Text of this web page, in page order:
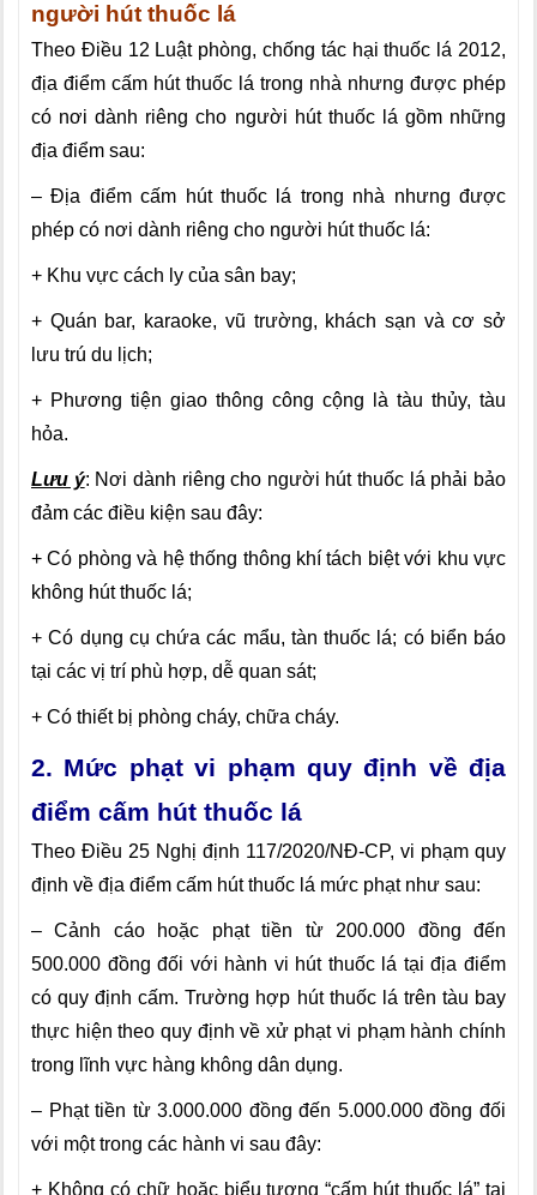
người hút thuốc lá
Theo Điều 12 Luật phòng, chống tác hại thuốc lá 2012,
địa điểm cấm hút thuốc lá trong nhà nhưng được phép
có nơi dành riêng cho người hút thuốc lá gồm những
địa điểm sau:
– Địa điểm cấm hút thuốc lá trong nhà nhưng được
phép có nơi dành riêng cho người hút thuốc lá:
+ Khu vực cách ly của sân bay;
+ Quán bar, karaoke, vũ trường, khách sạn và cơ sở
lưu trú du lịch;
+ Phương tiện giao thông công cộng là tàu thủy, tàu
hỏa.
Lưu ý: Nơi dành riêng cho người hút thuốc lá phải bảo
đảm các điều kiện sau đây:
+ Có phòng và hệ thống thông khí tách biệt với khu vực
không hút thuốc lá;
+ Có dụng cụ chứa các mẩu, tàn thuốc lá; có biển báo
tại các vị trí phù hợp, dễ quan sát;
+ Có thiết bị phòng cháy, chữa cháy.
2. Mức phạt vi phạm quy định về địa
điểm cấm hút thuốc lá
Theo Điều 25 Nghị định 117/2020/NĐ-CP, vi phạm quy
định về địa điểm cấm hút thuốc lá mức phạt như sau:
– Cảnh cáo hoặc phạt tiền từ 200.000 đồng đến
500.000 đồng đối với hành vi hút thuốc lá tại địa điểm
có quy định cấm. Trường hợp hút thuốc lá trên tàu bay
thực hiện theo quy định về xử phạt vi phạm hành chính
trong lĩnh vực hàng không dân dụng.
– Phạt tiền từ 3.000.000 đồng đến 5.000.000 đồng đối
với một trong các hành vi sau đây:
+ Không có chữ hoặc biểu tượng “cấm hút thuốc lá” tại